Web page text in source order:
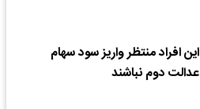
این افراد منتظر واریز سود سهام
عدالت دوم نباشند